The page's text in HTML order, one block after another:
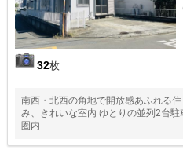
32枚
南西・北西の角地で開放感あふれる
み、きれいな室内 ゆとりの並列2台
圏内